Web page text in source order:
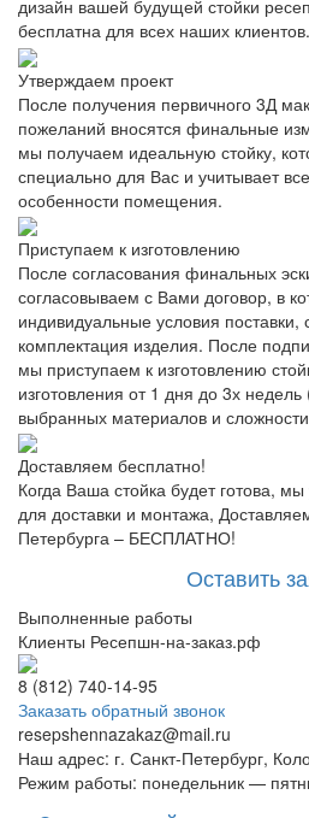
дизайн вашей будущей стойки
бесплатна для всех наших клиентов.
Утверждаем проект
После получения первичного 3Д
пожеланий вносятся финальные
мы получаем идеальную стойку,
специально для Вас и учитывает
особенности помещения.
Приступаем к изготовлению
После согласования финальных
согласовываем с Вами договор, в
индивидуальные условия поставки,
комплектация изделия. После
мы приступаем к изготовлению
изготовления от 1 дня до 3х недель
выбранных материалов и
Доставляем бесплатно!
Когда Ваша стойка будет готова,
для доставки и монтажа,
Петербурга – БЕСПЛАТНО!
Оставить
Выполненные работы
Клиенты Ресепшн-на-заказ.рф
8 (812) 740-14-95
Заказать обратный звонок
resepshennazakaz@mail.ru
Наш адрес: г. Санкт-Петербург,
Режим работы: понедельник —